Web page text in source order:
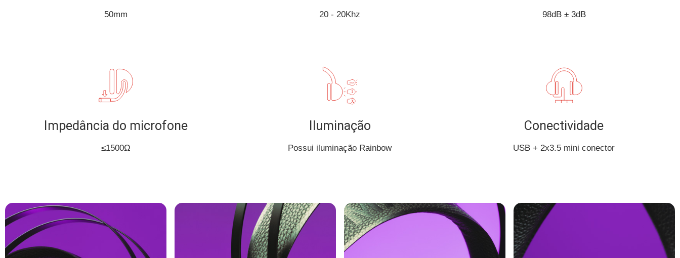
50mm 20 - 20Khz 98dB ± 3dB
Impedância do microfone
≤1500Ω
Iluminação
Possui iluminação Rainbow
Conectividade
USB + 2x3.5 mini conector